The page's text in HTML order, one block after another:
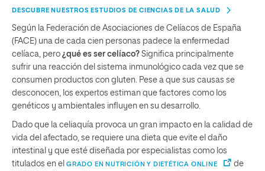
DESCUBRE NUESTROS ESTUDIOS DE CIENCIAS DE LA SALUD
Según la Federación de Asociaciones de Celíacos de España
(FACE) una de cada cien personas padece la enfermedad
celíaca, pero ¿qué es ser celíaco? Significa principalmente
sufrir una reacción del sistema inmunológico cada vez que se
consumen productos con gluten. Pese a que sus causas se
desconocen, los expertos estiman que factores como los
genéticos y ambientales influyen en su desarrollo.
Dado que la celiaquía provoca un gran impacto en la calidad de
vida del afectado, se requiere una dieta que evite el daño
intestinal y que esté diseñada por especialistas como los
titulados en el GRADO EN NUTRICIÓN Y DIETÉTICA ONLINE
de